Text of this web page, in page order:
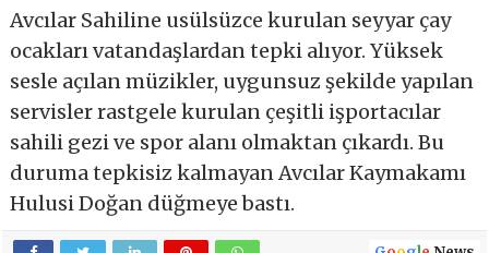
Avcılar Sahiline usülsüzce kurulan seyyar çay
ocakları vatandaşlardan tepki alıyor. Yüksek
sesle açılan müzikler, uygunsuz şekilde yapılan
servisler rastgele kurulan çeşitli işportacılar
sahili gezi ve spor alanı olmaktan çıkardı. Bu
duruma tepkisiz kalmayan Avcılar Kaymakamı
Hulusi Doğan düğmeye bastı.